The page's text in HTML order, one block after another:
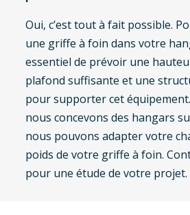
Oui, c’est tout à fait possible.
une griffe à foin dans votre
essentiel de prévoir une
plafond suffisante et une
pour supporter cet
nous concevons des hangars
nous pouvons adapter votre
poids de votre griffe à foin.
pour une étude de votre projet.